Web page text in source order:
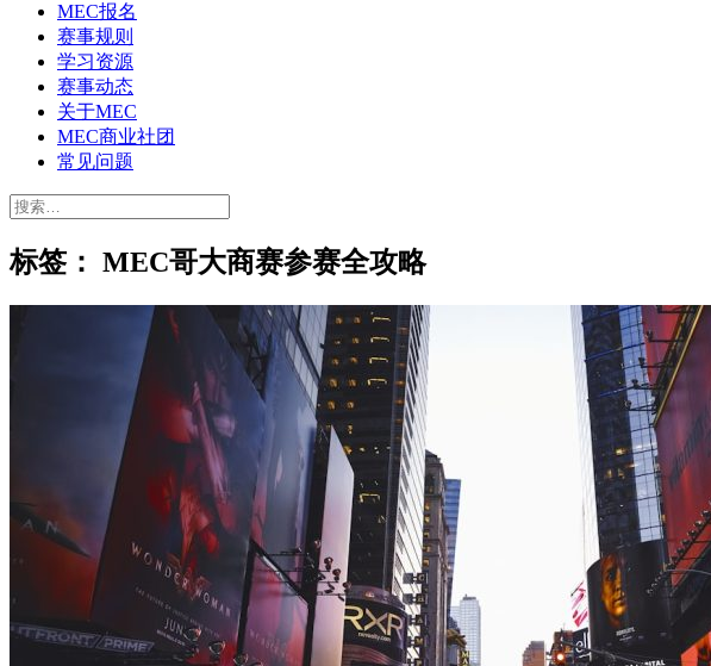
MEC报名
赛事规则
学习资源
赛事动态
关于MEC
MEC商业社团
常见问题
搜
标签： MEC哥大商赛参赛全攻略